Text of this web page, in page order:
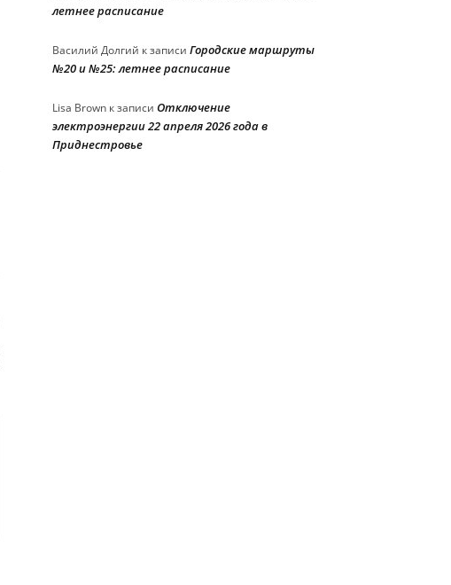
летнее расписание
Василий Долгий к записи Городские маршруты
№20 и №25: летнее расписание
Lisa Brown к записи Отключение
электроэнергии 22 апреля 2026 года в
Приднестровье